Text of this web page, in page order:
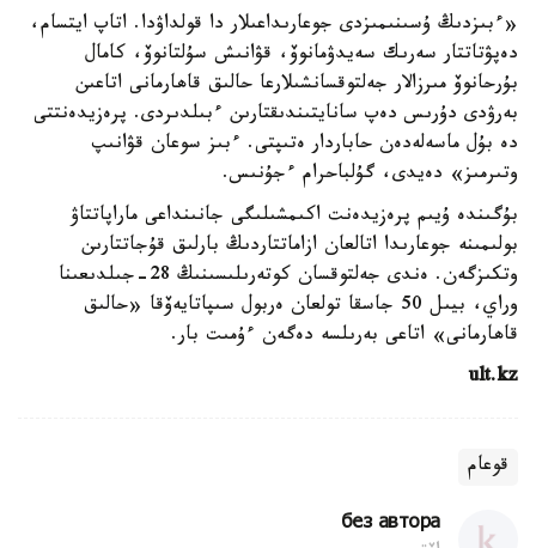
«ءبىزدىڭ ۇسىنىمىزدى جوعارىداعىلار دا قولداۋدا. اتاپ ايتسام،
دەپۋتاتتار سەرىك سەيدۋمانوۆ، قۋانىش سۇلتانوۆ، كامال
بۇرحانوۆ مىرزالار جەلتوقسانشىلارعا حالىق قاھارمانى اتاعىن
بەرۋدى دۇرىس دەپ سانايتىندىقتارىن ءبىلدىردى. پرەزيدەنتتى
دە بۇل ماسەلەدەن حاباردار ەتىپتى. ءبىز سوعان قۋانىپ
وتىرمىز» دەيدى، گۇلباحرام ءجۇنىس.
بۇگىندە ۇيىم پرەزيدەنت اكىمشىلىگى جانىنداعى ماراپاتتاۋ
بولىمىنە جوعارىدا اتالعان ازاماتتاردىڭ بارلىق قۇجاتتارىن
وتكىزگەن. ەندى جەلتوقسان كوتەرىلىسىنىڭ 28-جىلدىعىنا
وراي، بيىل 50 جاسقا تولعان ەربول سىپاتايەۆقا «حالىق
قاھارمانى» اتاعى بەرىلسە دەگەن ءۇمىت بار.
ult.kz
قوعام
без автора